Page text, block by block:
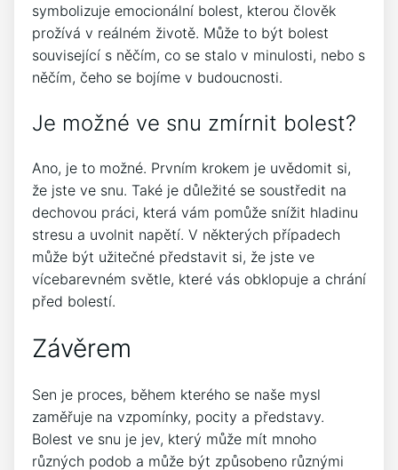
symbolizuje emocionální bolest, kterou člověk
prožívá v reálném životě. Může to být bolest
související s něčím, co se stalo v minulosti, nebo s
něčím, čeho se bojíme v budoucnosti.
Je možné ve snu zmírnit bolest?
Ano, je to možné. Prvním krokem je uvědomit si,
že jste ve snu. Také je důležité se soustředit na
dechovou práci, která vám pomůže snížit hladinu
stresu a uvolnit napětí. V některých případech
může být užitečné představit si, že jste ve
vícebarevném světle, které vás obklopuje a chrání
před bolestí.
Závěrem
Sen je proces, během kterého se naše mysl
zaměřuje na vzpomínky, pocity a představy.
Bolest ve snu je jev, který může mít mnoho
různých podob a může být způsobeno různými